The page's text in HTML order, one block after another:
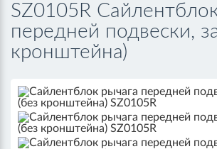
SZ0105R
передней подвески,
кронштейна)